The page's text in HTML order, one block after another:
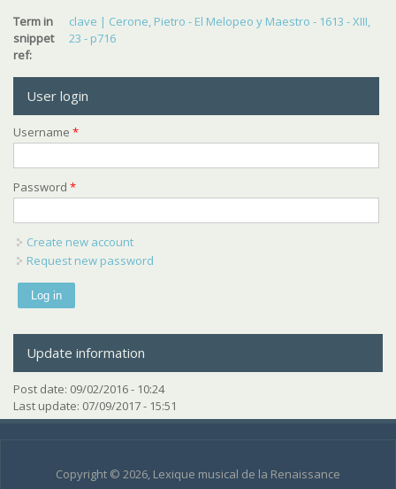
Term in
snippet
ref:
clave | Cerone, Pietro - El Melopeo y Maestro - 1613 - XIII,
23 - p716
User login
Username *
Password *
Create new account
Request new password
Update information
Post date: 09/02/2016 - 10:24
Last update: 07/09/2017 - 15:51
Copyright © 2026, Lexique musical de la Renaissance